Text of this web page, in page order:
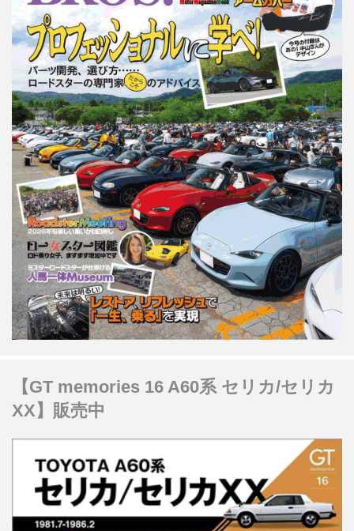
【GT memories 16 A60系 セリカ/セリカ
XX】販売中